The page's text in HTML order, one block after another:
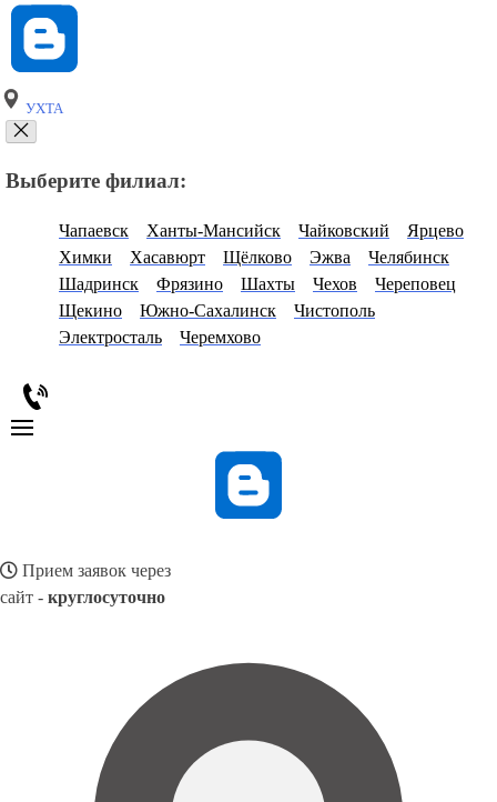
УХТА
Выберите филиал:
Чапаевск Ханты-Мансийск Чайковский
Ярцево
Химки
Хасавюрт Щёлково Эжва
Челябинск
Шадринск
Фрязино Шахты Чехов
Череповец
Щекино
Южно-Сахалинск
Чистополь
Электросталь
Черемхово
Прием заявок через
сайт - круглосуточно